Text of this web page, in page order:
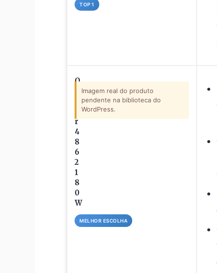
TOP 1
O
r
4
8
6
2
1
8
0
W
MELHOR ESCOLHA
Imagem real do produto
pendente na biblioteca do
WordPress.